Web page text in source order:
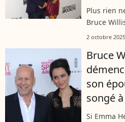
Plus rien
Bruce
contre une
son
lieu....
2 octobre 2025
Bruce
son
songé
Si Emma